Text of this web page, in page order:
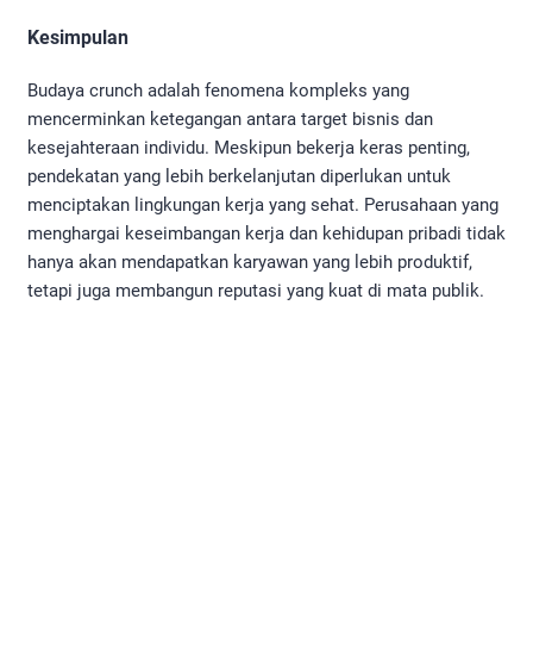
Kesimpulan
Budaya crunch adalah fenomena kompleks yang
mencerminkan ketegangan antara target bisnis dan
kesejahteraan individu. Meskipun bekerja keras penting,
pendekatan yang lebih berkelanjutan diperlukan untuk
menciptakan lingkungan kerja yang sehat. Perusahaan yang
menghargai keseimbangan kerja dan kehidupan pribadi tidak
hanya akan mendapatkan karyawan yang lebih produktif,
tetapi juga membangun reputasi yang kuat di mata publik.